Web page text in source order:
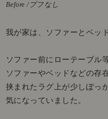
Before /プフなし
我が家は、ソファーとベッ
ソファー前にローテーブル
ソファーやベッドなどの存
挟まれたラグ上が少しぽっ
気になっていました。